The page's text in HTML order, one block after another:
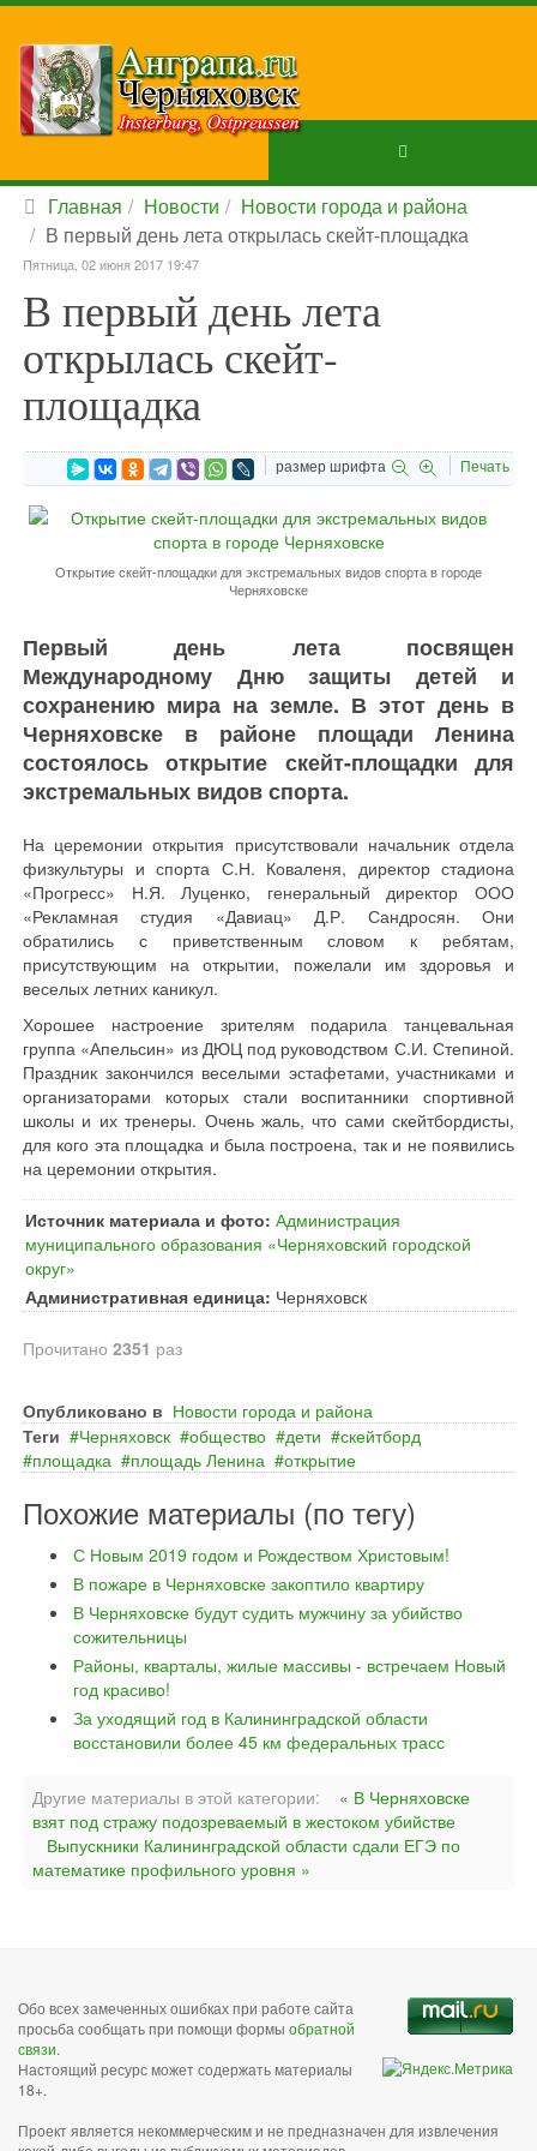
Главная Новости
Новости города и района
В первый день лета открылась скейт-площадка
Пятница, 02 июня 2017 19:47
В первый день лета
открылась скейт-
площадка
размер шрифта Печать
Открытие скейт-площадки для экстремальных видов спорта в городе
Черняховске
Первый день лета посвящен
Международному Дню защиты детей и
сохранению мира на земле. В этот день в
Черняховске в районе площади Ленина
состоялось открытие скейт-площадки для
экстремальных видов спорта.
На церемонии открытия присутствовали начальник отдела
физкультуры и спорта С.Н. Коваленя, директор стадиона
«Прогресс» Н.Я. Луценко, генеральный директор ООО
«Рекламная студия «Давиац» Д.Р. Сандросян. Они
обратились с приветственным словом к ребятам,
присутствующим на открытии, пожелали им здоровья и
веселых летних каникул.
Хорошее настроение зрителям подарила танцевальная
группа «Апельсин» из ДЮЦ под руководством С.И. Степиной.
Праздник закончился веселыми эстафетами, участниками и
организаторами которых стали воспитанники спортивной
школы и их тренеры. Очень жаль, что сами скейтбордисты,
для кого эта площадка и была построена, так и не появились
на церемонии открытия.
Источник материала и фото: Администрация
муниципального образования «Черняховский городской
округ»
Административная единица: Черняховск
Прочитано 2351 раз
Опубликовано в Новости города и района
Теги
Черняховск общество дети
скейтборд
площадка
площадь Ленина открытие
Похожие материалы (по тегу)
С Новым 2019 годом и Рождеством Христовым!
В пожаре в Черняховске закоптило квартиру
В Черняховске будут судить мужчину за убийство
сожительницы
Районы, кварталы, жилые массивы - встречаем Новый
год красиво!
За уходящий год в Калининградской области
восстановили более 45 км федеральных трасс
Другие материалы в этой категории:
« В Черняховске
взят под стражу подозреваемый в жестоком убийстве
Выпускники Калининградской области сдали ЕГЭ по
математике профильного уровня »
Обо всех замеченных ошибках при работе сайта
просьба сообщать при помощи формы обратной
связи.
Настоящий ресурс может содержать материалы
18+.
Проект является некоммерческим и не предназначен для извлечения